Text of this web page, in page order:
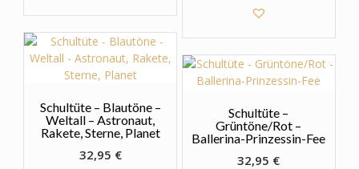
Schultüte – Blautöne –
Weltall – Astronaut,
Rakete, Sterne, Planet
32,95 €
Schultüte –
Grüntöne/Rot –
Ballerina-Prinzessin-Fee
32,95 €